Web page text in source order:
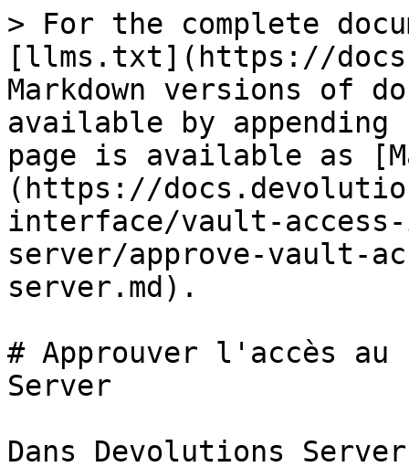
> For the complete
[llms.txt](https://
Markdown versions of
available by
page is available as
(https://
interface/vault-
server/approve-vault-
server.md).
# Approuver l'accès
Server
Dans Devolutions